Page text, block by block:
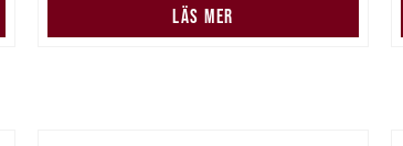
LÄS MER